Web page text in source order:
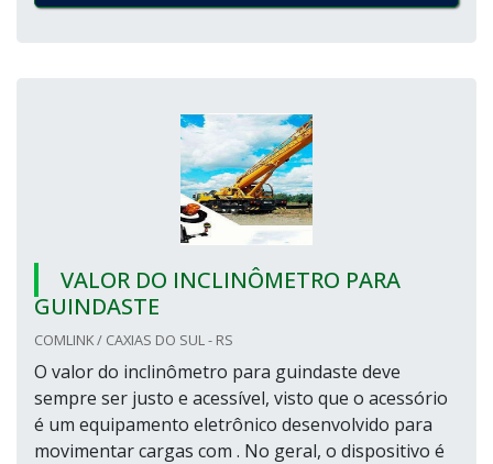
VALOR DO INCLINÔMETRO PARA
GUINDASTE
COMLINK / CAXIAS DO SUL - RS
O valor do inclinômetro para guindaste deve
sempre ser justo e acessível, visto que o acessório
é um equipamento eletrônico desenvolvido para
movimentar cargas com . No geral, o dispositivo é